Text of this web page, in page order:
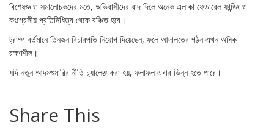
বিশেষজ্ঞ ও সমালোচকদের মতে, অভিবাসীদের বাদ দিলে অনেক এলাকা ফেডারেল ফান্ডিং ও
কংগ্রেসীয় প্রতিনিধিত্ব থেকে বঞ্চিত হবে।
ট্রাম্প বর্তমানে তিনজন বিচারপতি নিয়োগ দিয়েছেন, ফলে আদালতের গঠন এখন অধিক
রক্ষণশীল।
যদি নতুন আদমশুমারির নীতি চ্যালেঞ্জ করা হয়, ফলাফল এবার ভিন্ন হতে পারে।
Share This